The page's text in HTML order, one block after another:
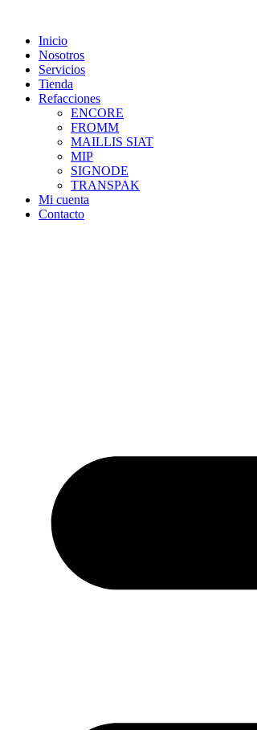
contentInicio
Nosotros
Servicios
Tienda
Refacciones
ENCORE
FROMM
MAILLIS SIAT
MIP
SIGNODE
TRANSPAK
Mi cuenta
Contacto